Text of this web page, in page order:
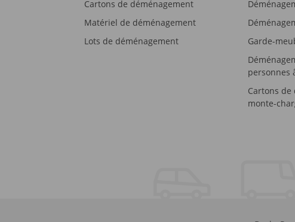
Cartons de déménagement
Matériel de déménagement
Lots de déménagement
Garde-
personnes
Cartons
monte-